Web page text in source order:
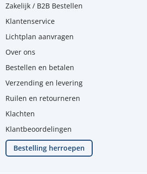
Zakelijk / B2B Bestellen
Klantenservice
Lichtplan aanvragen
Over ons
Bestellen en betalen
Verzending en levering
Ruilen en retourneren
Klachten
Klantbeoordelingen
Bestelling herroepen